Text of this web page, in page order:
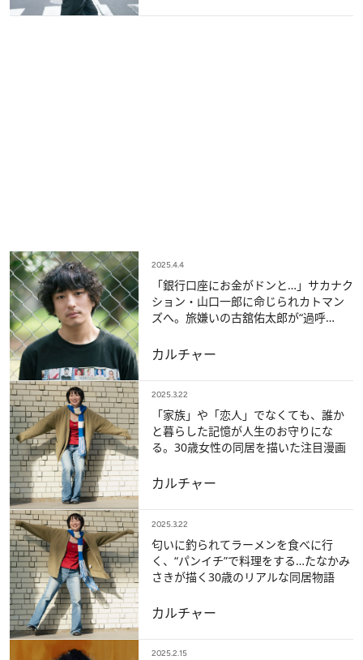
2025.4.4
「銀行口座にお金がドンと…」サカナク
ション・山口一郎に命じられカトマン
ズへ。旅嫌いの古舘佑太郎が“過呼
る
カルチャー
2025.3.22
「家族」や「恋人」でなくても、誰か
と暮らした記憶が人生のお守りにな
る。30歳女性の同居を描いた注目漫画
カルチャー
2025.3.22
匂いに釣られてラーメンを食べに行
く、“パンイチ”で料理をする…たなかみ
さきが描く30歳のリアルな同居物語
カルチャー
2025.2.15